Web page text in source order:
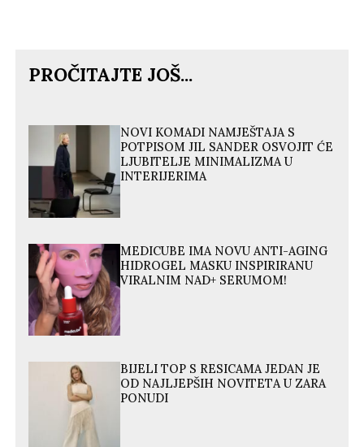
PROČITAJTE JOŠ...
NOVI KOMADI NAMJEŠTAJA S
POTPISOM JIL SANDER OSVOJIT ĆE
LJUBITELJE MINIMALIZMA U
INTERIJERIMA
MEDICUBE IMA NOVU ANTI-AGING
HIDROGEL MASKU INSPIRIRANU
VIRALNIM NAD+ SERUMOM!
BIJELI TOP S RESICAMA JEDAN JE
OD NAJLJEPŠIH NOVITETA U ZARA
PONUDI